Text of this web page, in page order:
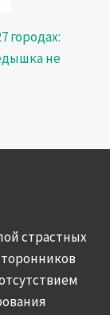
городах:
не
страстных